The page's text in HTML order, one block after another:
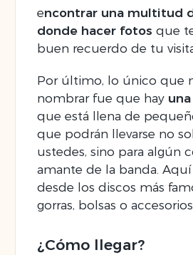
encontrar una multitud
donde hacer fotos que
buen recuerdo de tu
Por último, lo único que
nombrar fue que hay
que está llena de
que podrán llevarse no
ustedes, sino para algún
amante de la banda.
desde los discos más
gorras, bolsas o
¿Cómo llegar?